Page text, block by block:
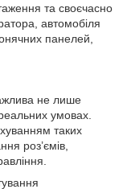
та своєчасно
автомобіля
панелей,
не лише
умовах.
таких
роз’ємів,